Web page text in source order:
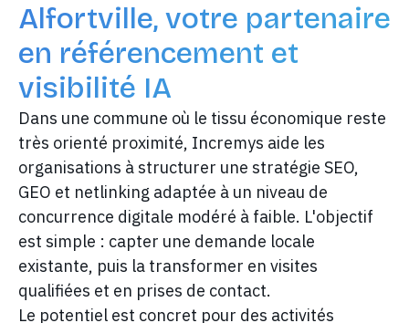
Alfortville, votre partenaire
en référencement et
visibilité IA
Dans une commune où le tissu économique reste
très orienté proximité, Incremys aide les
organisations à structurer une stratégie SEO,
GEO et netlinking adaptée à un niveau de
concurrence digitale modéré à faible. L'objectif
est simple : capter une demande locale
existante, puis la transformer en visites
qualifiées et en prises de contact.
Le potentiel est concret pour des activités